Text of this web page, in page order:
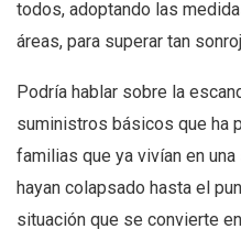
todos, adoptando las
áreas, para superar tan
Podría hablar sobre la
suministros básicos que ha
familias que ya vivían en
hayan colapsado hasta el
situación que se convierte